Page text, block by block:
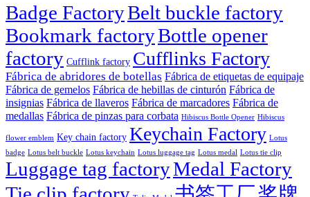
Badge FactoryBelt buckle factory
Bookmark factoryBottle opener
factory Cufflink factory Cufflinks Factory
Fábrica de abridores de botellas Fábrica de etiquetas de equipaje
Fábrica de gemelos Fábrica de hebillas de cinturón Fábrica de
insignias Fábrica de llaveros Fábrica de marcadores Fábrica de
medallas Fábrica de pinzas para corbata Hibiscus Bottle Opener Hibiscus
flower emblem Key chain factory Keychain Factory Lotus
badge Lotus belt buckle Lotus keychain Lotus luggage tag Lotus medal Lotus tie clip
Luggage tag factoryMedal Factory